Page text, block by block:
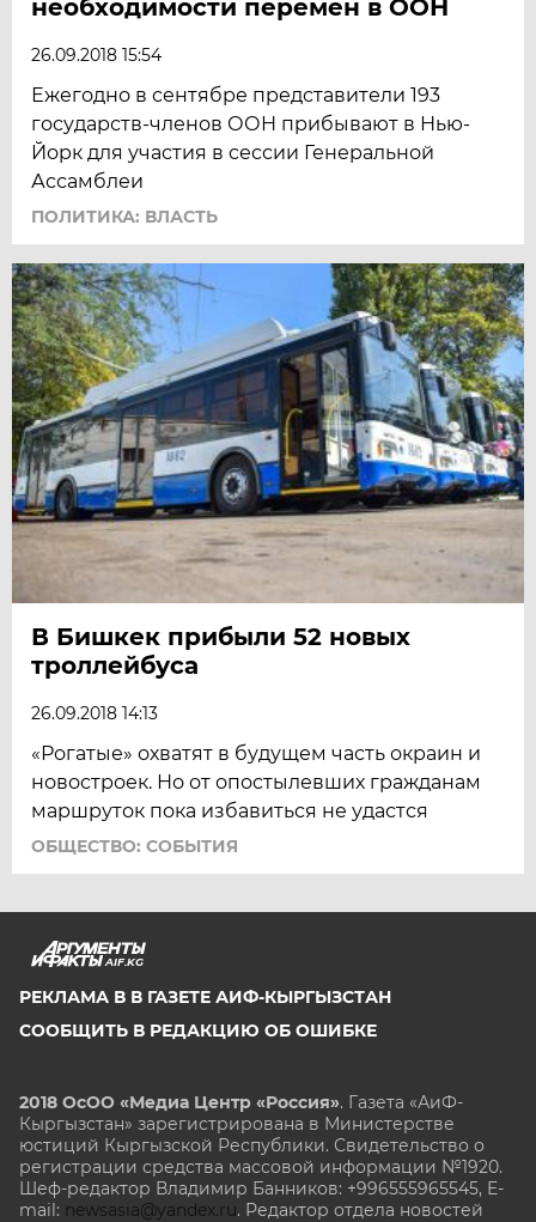
необходимости перемен в ООН
26.09.2018 15:54
Ежегодно в сентябре представители 193
государств-членов ООН прибывают в Нью-
Йорк для участия в сессии Генеральной
Ассамблеи
ПОЛИТИКА: ВЛАСТЬ
В Бишкек прибыли 52 новых
троллейбуса
26.09.2018 14:13
«Рогатые» охватят в будущем часть окраин и
новостроек. Но от опостылевших гражданам
маршруток пока избавиться не удастся
ОБЩЕСТВО: СОБЫТИЯ
AIF.KG
РЕКЛАМА В В ГАЗЕТЕ АИФ-КЫРГЫЗСТАН
СООБЩИТЬ В РЕДАКЦИЮ ОБ ОШИБКЕ
2018 ОсОО «Медиа Центр «Россия». Газета «АиФ-
Кыргызстан» зарегистрирована в Министерстве
юстиций Кыргызской Республики. Свидетельство о
регистрации средства массовой информации №1920.
Шеф-редактор Владимир Банников: +996555965545, E-
mail: newsasia@yandex.ru. Редактор отдела новостей